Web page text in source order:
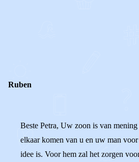
Ruben
Beste Petra, Uw zoon is van
elkaar komen van u en uw man
idee is. Voor hem zal het zorgen